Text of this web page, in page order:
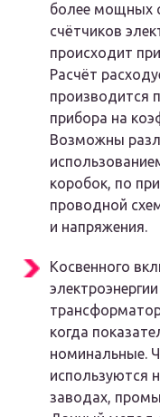
более мощных
счётчиков
происходит
Расчёт
производится
прибора на
Возможны
коробок, по
проводной
и напряжения.
Косвенного
когда
номинальные.
используются
заводах,